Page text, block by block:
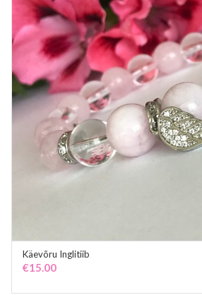
Käevõru Inglitiib
€15.00